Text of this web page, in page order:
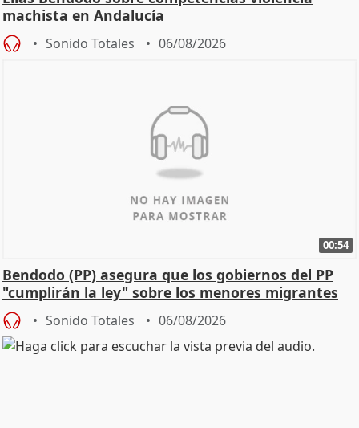
machista en Andalucía
Sonido Totales 06/08/2026
00:54
Bendodo (PP) asegura que los gobiernos del PP
"cumplirán la ley" sobre los menores migrantes
Sonido Totales 06/08/2026